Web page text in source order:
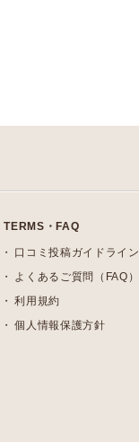
TERMS・FAQ
口コミ投稿ガイドライン
よくあるご質問（FAQ）
利用規約
個人情報保護方針